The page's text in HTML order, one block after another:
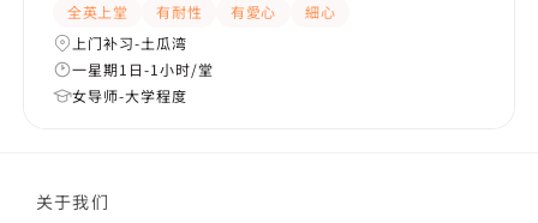
全英上堂 有耐性 有愛心
細心
上门补习-土瓜湾
一星期1日-1小时/堂
女导师-大学程度
关于我们